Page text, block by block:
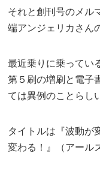
それと創刊号のメル
端アンジェリカさん
最近乗りに乗ってい
第５刷の増刷と電子
ては異例のことらし
タイトルは『波動
変わる！』（アール